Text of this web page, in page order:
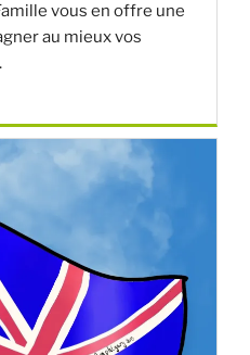
vous en offre une
au mieux vos